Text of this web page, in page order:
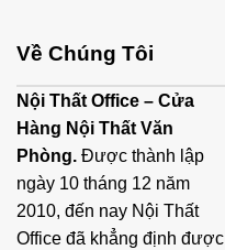
Về Chúng Tôi
Nội Thất Office – Cửa
Hàng Nội Thất Văn
Phòng. Được thành lập
ngày 10 tháng 12 năm
2010, đến nay Nội Thất
Office đã khẳng định được